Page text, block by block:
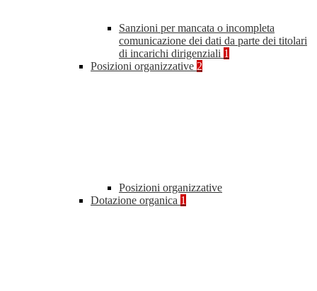
Sanzioni per mancata o incompleta
comunicazione dei dati da parte dei titolari
di incarichi dirigenziali 1
Posizioni organizzative 2
Posizioni organizzative
Dotazione organica 1